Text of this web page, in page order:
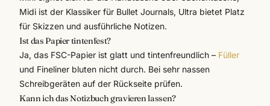
Midi ist der Klassiker für Bullet Journals, Ultra bietet Platz
für Skizzen und ausführliche Notizen.
Ist das Papier tintenfest?
Ja, das FSC-Papier ist glatt und tintenfreundlich – Füller
und Fineliner bluten nicht durch. Bei sehr nassen
Schreibgeräten auf der Rückseite prüfen.
Kann ich das Notizbuch gravieren lassen?